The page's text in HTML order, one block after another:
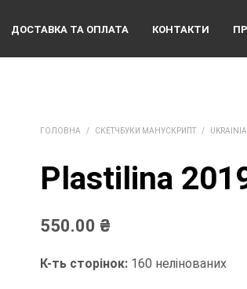
ДОСТАВКА ТА ОПЛАТА КОНТАКТИ
ГОЛОВНА / СКЕТЧБУКИ МАНУСКРИПТ /
Plastilina
550.00 ₴
К-ть сторінок:160 нелінованих